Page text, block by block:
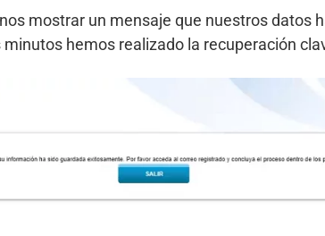
mostrar un mensaje que nuestros datos
hemos realizado la recuperación